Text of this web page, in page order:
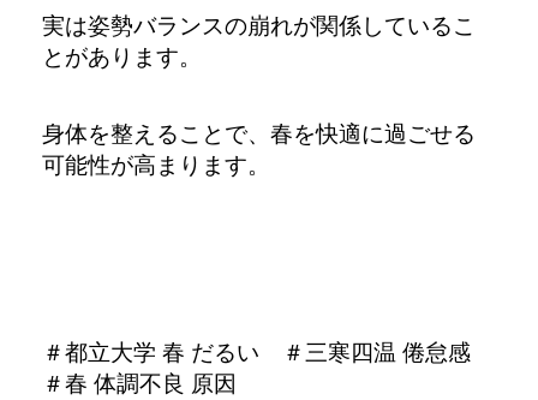
実は姿勢バランスの崩れが関係しているこ
とがあります。
身体を整えることで、春を快適に過ごせる
可能性が高まります。
＃都立大学 春 だるい ＃三寒四温 倦怠感
＃春 体調不良 原因